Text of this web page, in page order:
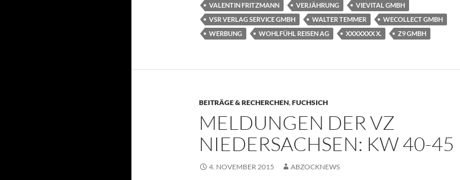
VALENTIN FRITZMANN
VERJÄHRUNG
VIEVITAL GMBH
VSR VERLAG SERVICE GMBH
WALTER TEMMER
WECOLLECT GMBH
WERBUNG
WOHLFÜHL REISEN AG XXXXXXX X. Z9 GMBH
BEITRÄGE & RECHERCHEN,FUCHSICH
MELDUNGEN DER VZ
NIEDERSACHSEN: KW 40-45
4. NOVEMBER 2015 ABZOCKNEWS